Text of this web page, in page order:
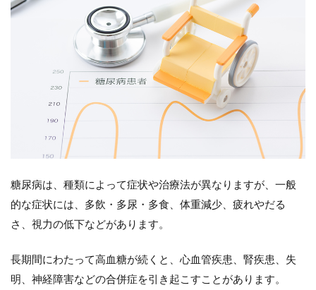
病
2.1
第1型
糖尿
2.2
第2型
病
2.3
妊娠
糖尿
2.4
その
糖尿病は、種類によって症状や治療法が異なりますが、一般
的な症状には、多飲・多尿・多食、体重減少、疲れやだる
さ、視力の低下などがあります。
長期間にわたって高血糖が続くと、心血管疾患、腎疾患、失
明、神経障害などの合併症を引き起こすことがあります。